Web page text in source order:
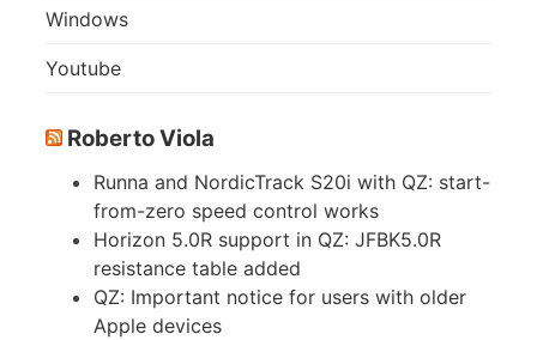
Windows
Youtube
Roberto Viola
Runna and NordicTrack S20i with QZ: start-
from-zero speed control works
Horizon 5.0R support in QZ: JFBK5.0R
resistance table added
QZ: Important notice for users with older
Apple devices